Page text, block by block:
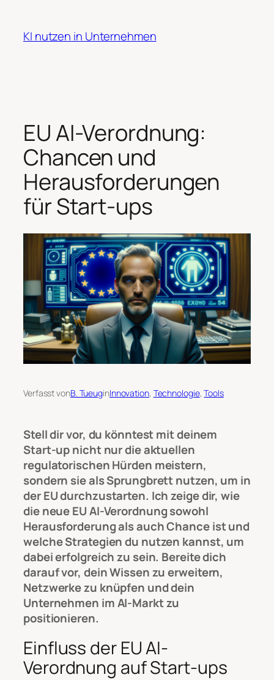
springen
KI nutzen in Unternehmen
EU AI-Verordnung:
Chancen und
Herausforderungen
für Start-ups
Verfasst vonB. TueuginInnovation, Technologie, Tools
Stell dir vor, du könntest mit deinem
Start-up nicht nur die aktuellen
regulatorischen Hürden meistern,
sondern sie als Sprungbrett nutzen, um in
der EU durchzustarten. Ich zeige dir, wie
die neue EU AI-Verordnung sowohl
Herausforderung als auch Chance ist und
welche Strategien du nutzen kannst, um
dabei erfolgreich zu sein. Bereite dich
darauf vor, dein Wissen zu erweitern,
Netzwerke zu knüpfen und dein
Unternehmen im AI-Markt zu
positionieren.
Einfluss der EU AI-
Verordnung auf Start-ups